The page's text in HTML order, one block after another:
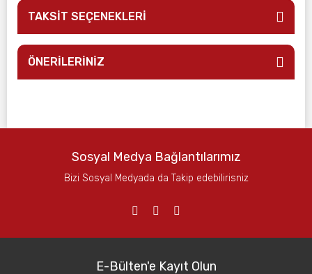
TAKSİT SEÇENEKLERİ
ÖNERİLERİNİZ
Sosyal Medya Bağlantılarımız
Bizi Sosyal Medyada da Takip edebilirisniz
E-Bülten'e Kayıt Olun